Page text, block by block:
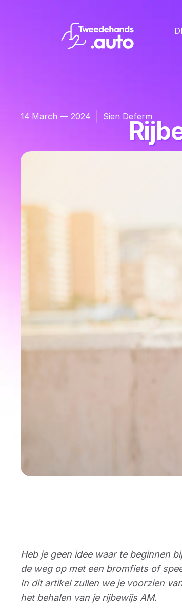
14 March — 2024 Sien Deferm
Heb je geen idee waar te beginnen
de weg op met een bromfiets of
In dit artikel zullen we je voorzien
het behalen van je rijbewijs AM.